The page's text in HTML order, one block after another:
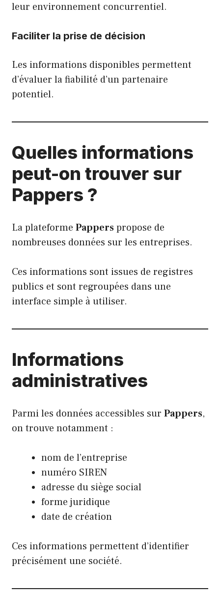
leur environnement concurrentiel.
Faciliter la prise de décision
Les informations disponibles permettent
d’évaluer la fiabilité d’un partenaire
potentiel.
Quelles informations
peut-on trouver sur
Pappers ?
La plateforme Papperspropose de
nombreuses données sur les entreprises.
Ces informations sont issues de registres
publics et sont regroupées dans une
interface simple à utiliser.
Informations
administratives
Parmi les données accessibles sur Pappers,
on trouve notamment :
nom de l’entreprise
numéro SIREN
adresse du siège social
forme juridique
date de création
Ces informations permettent d’identifier
précisément une société.